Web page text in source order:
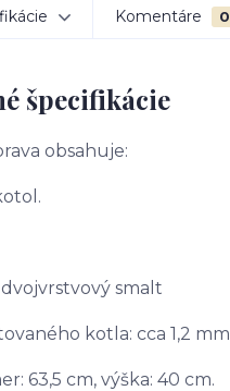
Komentáre 0
špecifikácie
obsahuje:
smalt
kotla: cca 1,2 mm
63,5 cm, výška: 40 cm.